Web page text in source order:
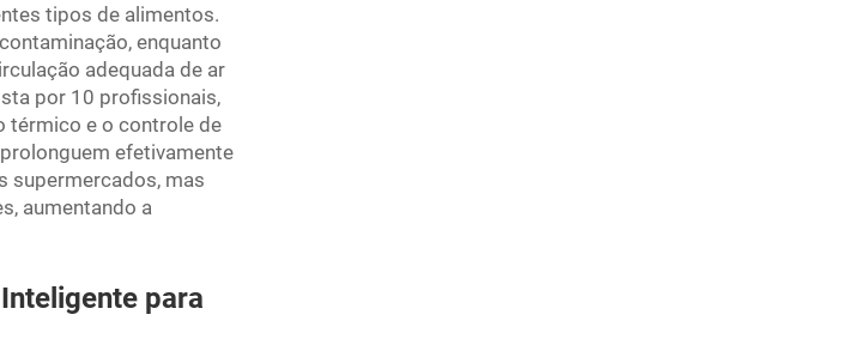
tipos de alimentos.
enquanto
adequada de ar
por 10 profissionais,
térmico e o controle de
efetivamente
supermercados, mas
aumentando a
para